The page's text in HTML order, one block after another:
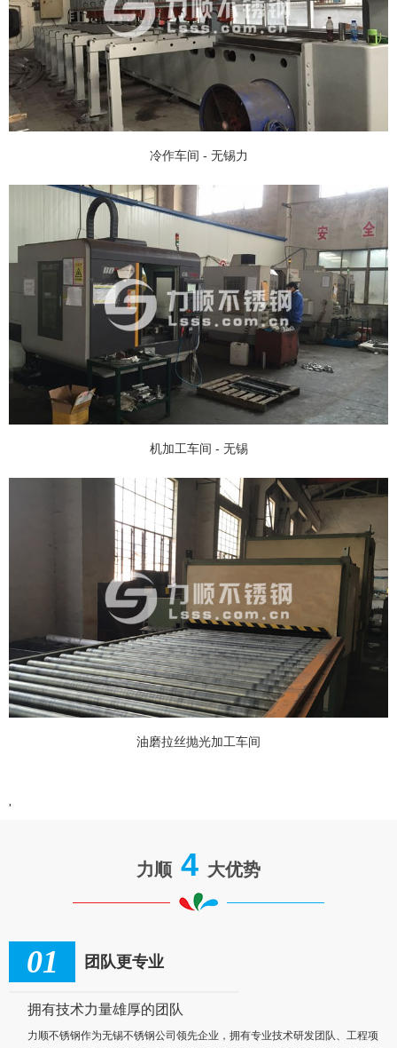
冷作车间 - 无锡力
机加工车间 - 无锡
油磨拉丝抛光加工车间
'
力顺 4 大优势
01 团队更专业
拥有技术力量雄厚的团队
力顺不锈钢作为无锡不锈钢公司领先企业，拥有专业技术研发团队、工程项